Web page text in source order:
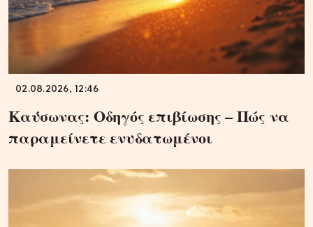
02.08.2026, 12:46
Καύσωνας: Οδηγός επιβίωσης – Πώς να
παραμείνετε ενυδατωμένοι